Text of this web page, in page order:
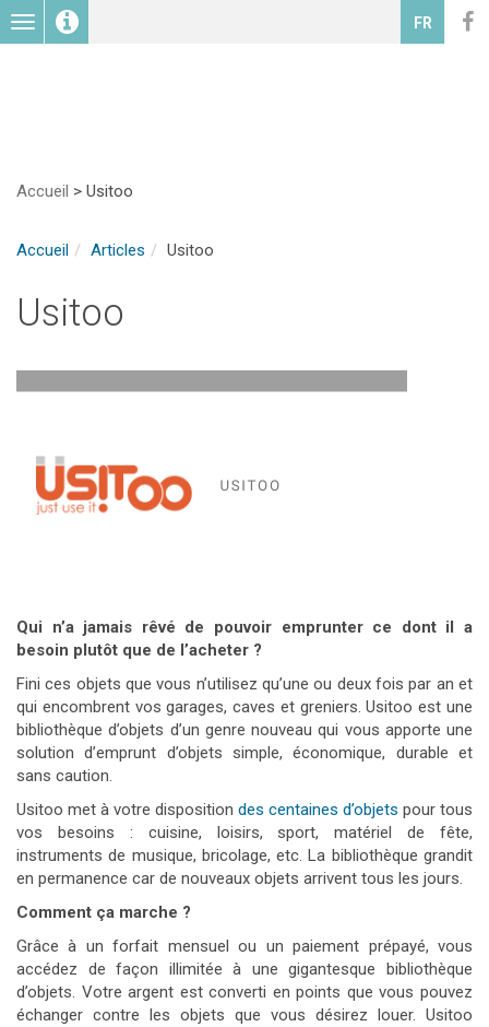
Toggle
navigation
FR
Accueil > Usitoo
Accueil Articles Usitoo
Usitoo
Qui n’a jamais rêvé de pouvoir emprunter ce dont il a
besoin plutôt que de l’acheter ?
Fini ces objets que vous n’utilisez qu’une ou deux fois par an et
qui encombrent vos garages, caves et greniers.Usitoo est une
bibliothèque d’objets d’un genre nouveau qui vous apporte une
solution d’emprunt d’objets simple, économique, durable et
sans caution.
Usitoo met à votre disposition des centaines d’objets pour tous
vos besoins : cuisine, loisirs, sport, matériel de fête,
instruments de musique, bricolage, etc. La bibliothèque grandit
en permanence car de nouveaux objets arrivent tous les jours.
Comment ça marche ?
Grâce à un forfait mensuel ou un paiement prépayé, vous
accédez de façon illimitée à une gigantesque bibliothèque
d’objets. Votre argent est converti en points que vous pouvez
échanger contre les objets que vous désirez louer. Usitoo